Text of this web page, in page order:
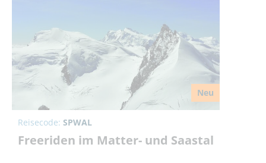
Neu
Reisecode: SPWAL
Freeriden im Matter- und Saastal